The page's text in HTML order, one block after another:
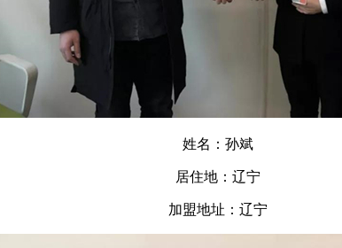
姓名：孙斌
居住地：辽宁
加盟地址：辽宁